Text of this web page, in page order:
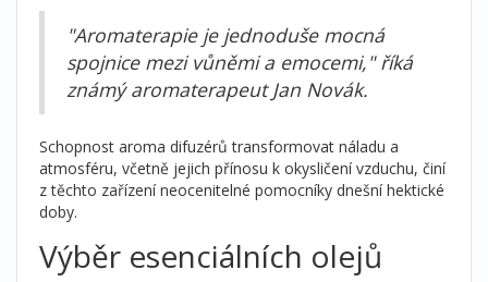
"Aromaterapie je jednoduše mocná
spojnice mezi vůněmi a emocemi," říká
známý aromaterapeut Jan Novák.
Schopnost aroma difuzérů transformovat náladu a
atmosféru, včetně jejich přínosu k okysličení vzduchu, činí
z těchto zařízení neocenitelné pomocníky dnešní hektické
doby.
Výběr esenciálních olejů